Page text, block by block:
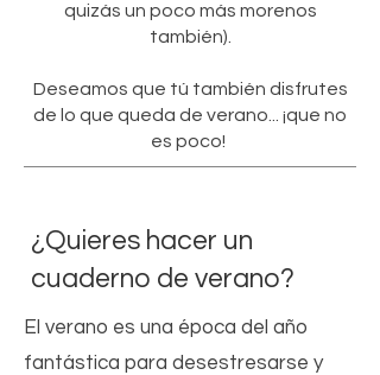
quizás un poco más morenos
también).
Deseamos que tú también disfrutes
de lo que queda de verano... ¡que no
es poco!
¿Quieres hacer un
cuaderno de verano?
El verano es una época del año
fantástica para desestresarse y